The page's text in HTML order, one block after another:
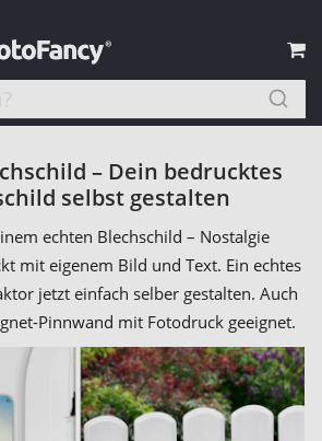
– Dein bedrucktes
selbst gestalten
echten Blechschild – Nostalgie
mit eigenem Bild und Text. Ein echtes
jetzt einfach selber gestalten. Auch
Pinnwand mit Fotodruck geeignet.